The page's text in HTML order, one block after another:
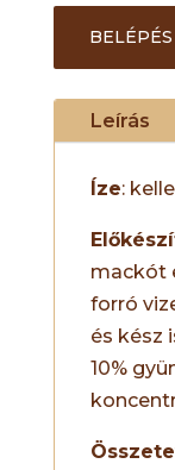
Leírás
Íze:
mackót
forró
és kész
10%